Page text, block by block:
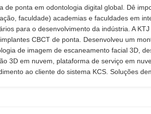
de ponta em odontologia digital global. Dê
faculdade) academias e faculdades em
para o desenvolvimento da indústria. A
CBCT de ponta. Desenvolveu um
de imagem de escaneamento facial 3D,
3D em nuvem, plataforma de serviço em
ao cliente do sistema KCS. Soluções